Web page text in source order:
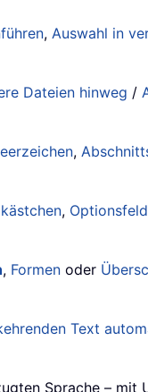
, Auswahl in
Dateien hinweg /
,
,
, Formen oder
Text
Sprache –